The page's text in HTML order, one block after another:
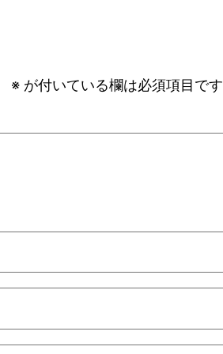
※ が付いている欄は必須項目です